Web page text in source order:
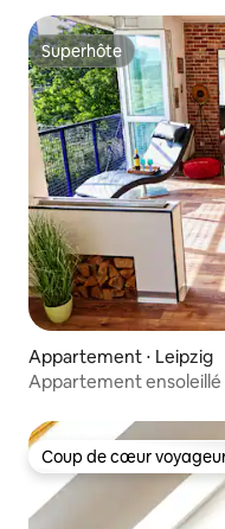
Superhôte
Superhôte
Appartement ⋅ Leipzig
Appartement ensoleillé
Coup de cœur
Coup de cœur